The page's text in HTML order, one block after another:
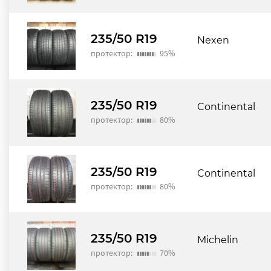
235/50 R19
протектор: 95%
Nexen
235/50 R19
протектор: 80%
Continental
235/50 R19
протектор: 80%
Continental
235/50 R19
протектор: 70%
Michelin